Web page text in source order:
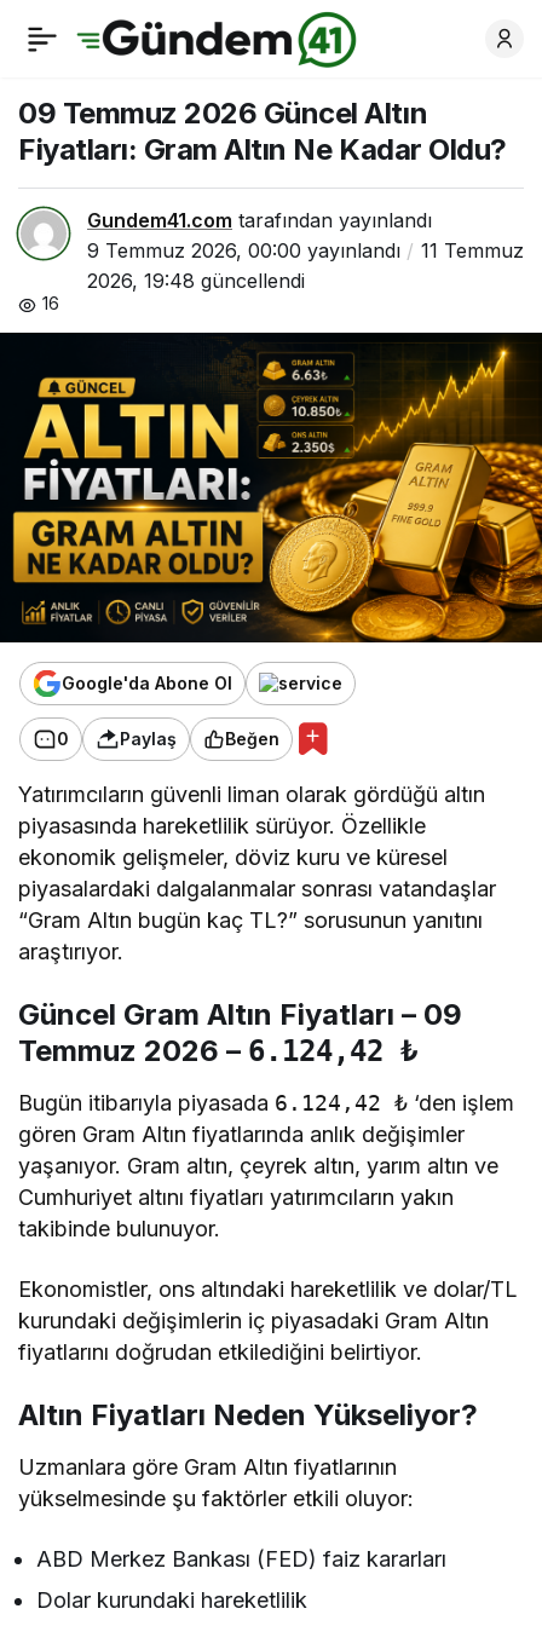
09 Temmuz 2026 Güncel Altın
Fiyatları: Gram Altın Ne Kadar Oldu?
Gundem41.com tarafından yayınlandı
9 Temmuz 2026, 00:00 yayınlandı
11 Temmuz
2026, 19:48 güncellendi
16
Google'da Abone Ol
0 Paylaş Beğen
Yatırımcıların güvenli liman olarak gördüğü altın
piyasasında hareketlilik sürüyor. Özellikle
ekonomik gelişmeler, döviz kuru ve küresel
piyasalardaki dalgalanmalar sonrası vatandaşlar
“Gram Altın bugün kaç TL?” sorusunun yanıtını
araştırıyor.
Güncel Gram Altın Fiyatları – 09
Temmuz 2026 – 6.124,42 ₺
Bugün itibarıyla piyasada 6.124,42 ₺ ‘den işlem
gören Gram Altın fiyatlarında anlık değişimler
yaşanıyor. Gram altın, çeyrek altın, yarım altın ve
Cumhuriyet altını fiyatları yatırımcıların yakın
takibinde bulunuyor.
Ekonomistler, ons altındaki hareketlilik ve dolar/TL
kurundaki değişimlerin iç piyasadaki Gram Altın
fiyatlarını doğrudan etkilediğini belirtiyor.
Altın Fiyatları Neden Yükseliyor?
Uzmanlara göre Gram Altın fiyatlarının
yükselmesinde şu faktörler etkili oluyor:
ABD Merkez Bankası (FED) faiz kararları
Dolar kurundaki hareketlilik
08 Temmuz 2026
Güncel Altın Fiyatları:
Gram Altın Ne Kadar
Oldu?
Paylaş